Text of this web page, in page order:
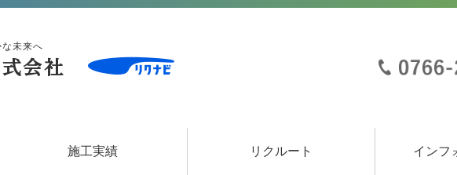
な未来へ
会社
施工実績 リクルート インフ